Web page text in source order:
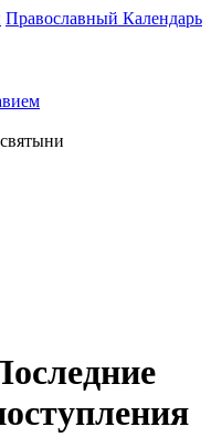
Православный Календарь